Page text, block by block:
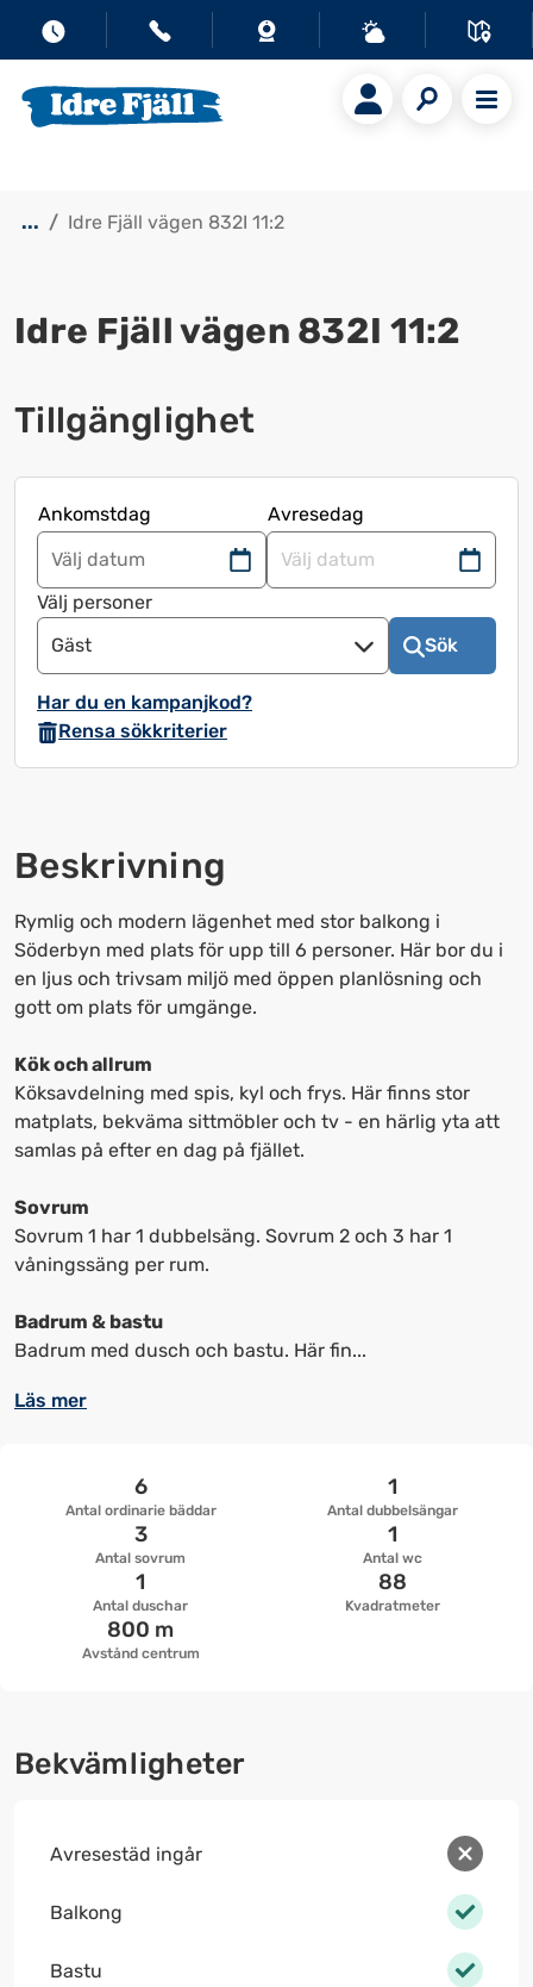
... Idre Fjäll vägen 832I 11:2
Idre Fjäll vägen 832I 11:2
Tillgänglighet
Ankomstdag
Avresedag
Navigera
framåt
för
att
kalendern
och
välja
Tryck
på
frågetecknet
för
att
få
kortkommandon
för
att
ändra
Navigera
välja
frågetecknet
för
att
för
att
ändra
Välj personer
Gäst
Sök
Har du en kampanjkod?
Rensa sökkriterier
Beskrivning
Rymlig och modern lägenhet med stor balkong i
Söderbyn med plats för upp till 6 personer. Här bor du i
en ljus och trivsam miljö med öppen planlösning och
gott om plats för umgänge.
Kök och allrum
Köksavdelning med spis, kyl och frys. Här finns stor
matplats, bekväma sittmöbler och tv - en härlig yta att
samlas på efter en dag på fjället.
Sovrum
Sovrum 1 har 1 dubbelsäng. Sovrum 2 och 3 har 1
våningssäng per rum.
Badrum & bastu
Badrum med dusch och bastu. Här fin...
Läs mer
Antal ordinarie bäddar
6
Antal dubbelsängar
1
Antal sovrum
3
Antal wc
1
Antal duschar
1
Kvadratmeter
88
Avstånd centrum
800 m
Bekvämligheter
Avresestäd ingår
Balkong
Bastu